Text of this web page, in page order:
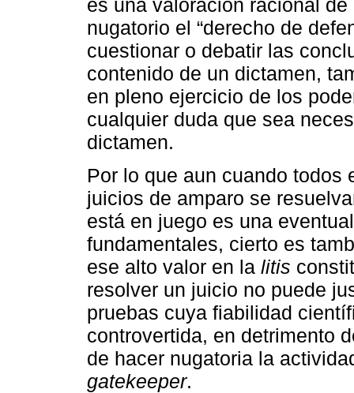
nugatorio el “derecho de
cuestionar o debatir las
contenido de un dictamen,
en pleno ejercicio de los
cualquier duda que sea
dictamen.
Por lo que aun cuando todos
juicios de amparo se
está en juego es una
fundamentales, cierto es
ese alto valor en la litis
resolver un juicio no puede
pruebas cuya fiabilidad
controvertida, en detrimento
de hacer nugatoria la
gatekeeper.